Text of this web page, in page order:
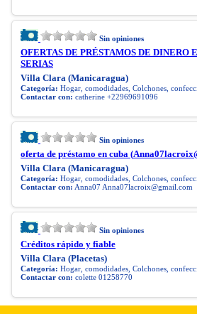
Sin opiniones
OFERTAS DE PRÉSTAMOS DE DINERO
SERIAS
Villa Clara (Manicaragua)
Categoría: Hogar, comodidades, Colchones,
Contactar con: catherine +22969691096
Sin opiniones
oferta de préstamo en cuba (
Villa Clara (Manicaragua)
Categoría: Hogar, comodidades, Colchones,
Contactar con: Anna07 Anna07lacroix@gmail.com
Sin opiniones
Créditos rápido y fiable
Villa Clara (Placetas)
Categoría: Hogar, comodidades, Colchones,
Contactar con: colette 01258770